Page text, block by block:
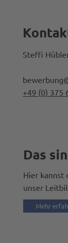
Steffi
+49 (0) 375
Das
Hier kannst
unser
Mehr